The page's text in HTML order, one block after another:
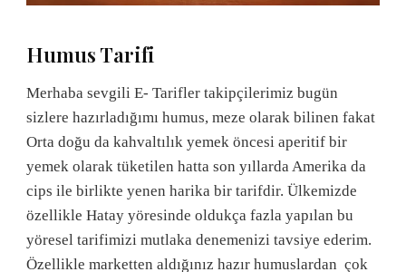
Humus Tarifi
Merhaba sevgili E- Tarifler takipçilerimiz bugün
sizlere hazırladığımı humus, meze olarak bilinen fakat
Orta doğu da kahvaltılık yemek öncesi aperitif bir
yemek olarak tüketilen hatta son yıllarda Amerika da
cips ile birlikte yenen harika bir tarifdir. Ülkemizde
özellikle Hatay yöresinde oldukça fazla yapılan bu
yöresel tarifimizi mutlaka denemenizi tavsiye ederim.
Özellikle marketten aldığınız hazır humuslardan çok